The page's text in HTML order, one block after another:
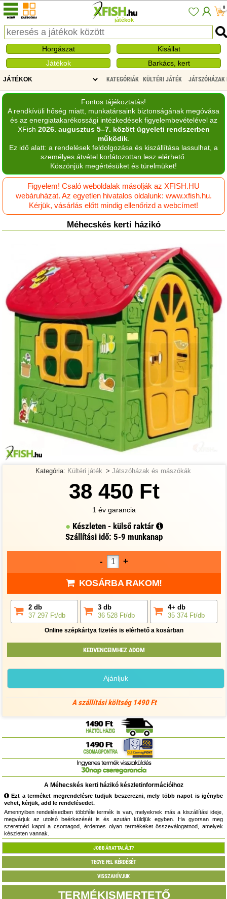
játékok
0
Horgászat
Kisállat
Játékok
Barkács, kert
KATEGÓRIÁK KÜLTÉRI JÁTÉK JÁTSZÓHÁZAK
Fontos tájékoztatás!
A rendkívüli hőség miatt, munkatársaink biztonságának megóvása
és az energiatakarékossági intézkedések figyelembevételével az
XFish 2026. augusztus 5–7. között ügyeleti rendszerben
működik.
Ez idő alatt: a rendelések feldolgozása és kiszállítása lassulhat, a
személyes átvétel korlátozottan lesz elérhető.
Köszönjük megértésüket és türelmüket!
Figyelem! Csaló weboldalak másolják az XFISH.HU
webáruházat. Az egyetlen hivatalos oldalunk: www.xfish.hu.
Kérjük, vásárlás előtt mindig ellenőrizd a webcímet!
Méhecskés kerti házikó
Kategória: Kültéri játék > Játszóházak és mászókák
38 450 Ft
1 év garancia
Készleten - külső raktár
Szállítási idő: 5-9 munkanap
- +
KOSÁRBA RAKOM!
2 db
37 297 Ft/db
3 db
36 528 Ft/db
4+ db
35 374 Ft/db
Online szépkártya fizetés is elérhető a kosárban
KEDVENCEIMHEZ ADOM
Ajánljuk
A szállítási költség 1490 Ft
A Méhecskés kerti házikó készletinformációihoz
Ezt a terméket megrendelésre tudjuk beszerezni, mely több napot is igénybe
vehet, kérjük, add le rendelésedet.
Amennyiben rendelésedben többféle termék is van, melyeknek más a kiszállítási ideje,
megvárjuk az utolsó beérkezését is és azután küldjük egyben. Ha gyorsan meg
szeretnéd kapni a csomagod, érdemes olyan termékeket összeválogatnod, amelyek
készleten vannak.
JOBB ÁRAT TALÁLT?
TEGYE FEL KÉRDÉSÉT
VISSZAHÍVJUK
TERMÉKISMERTETŐ